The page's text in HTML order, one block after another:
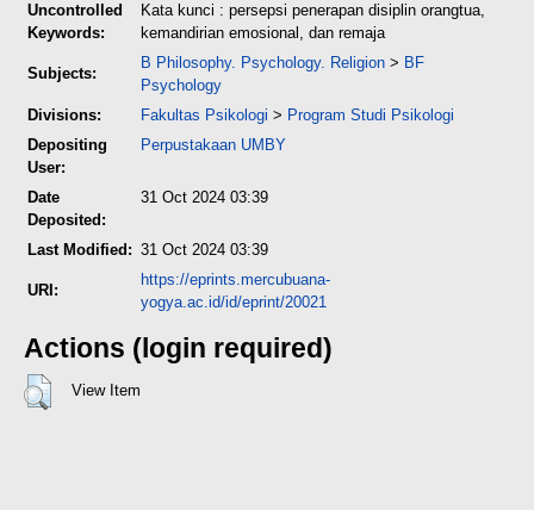
Uncontrolled
Keywords:
Kata kunci : persepsi penerapan disiplin orangtua,
kemandirian emosional, dan remaja
Subjects:
B Philosophy. Psychology. Religion > BF
Psychology
Divisions:
Fakultas Psikologi > Program Studi Psikologi
Depositing
User:
Perpustakaan UMBY
Date
Deposited:
31 Oct 2024 03:39
Last Modified: 31 Oct 2024 03:39
URI:
https://eprints.mercubuana-
yogya.ac.id/id/eprint/20021
Actions (login required)
View Item